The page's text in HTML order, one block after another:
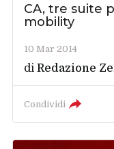
CA, tre suite
mobility
10 Mar 2014
diRedazione
Condividi